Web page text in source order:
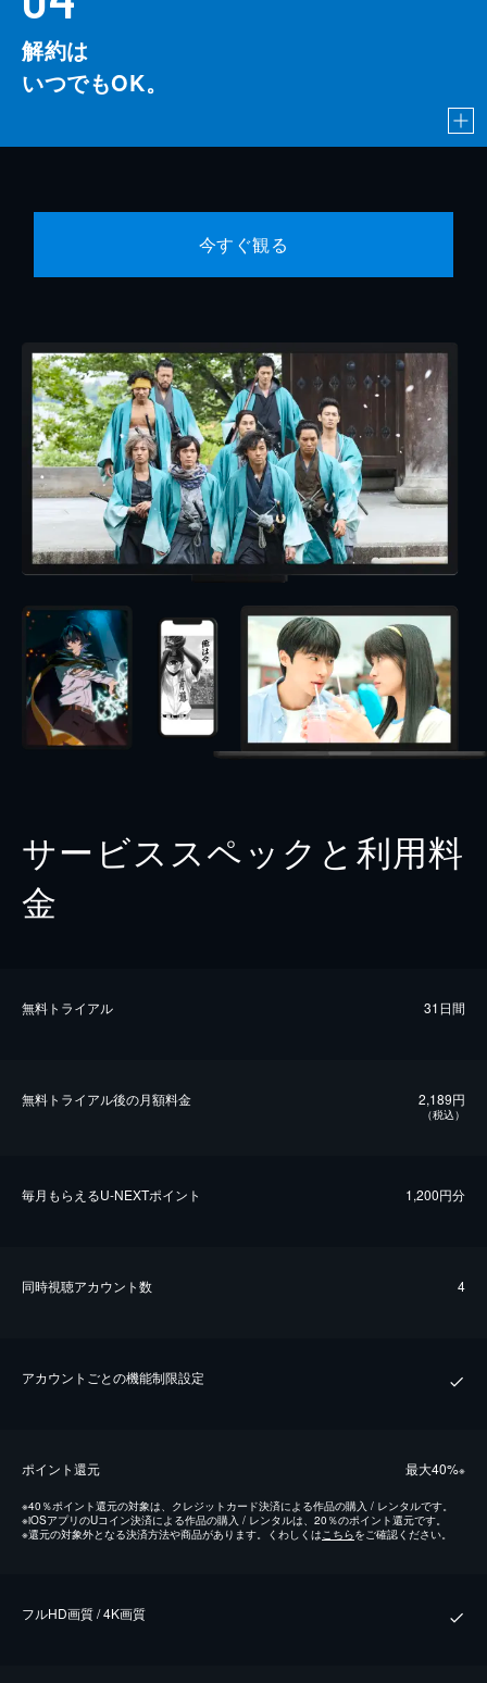
解約は
いつでもOK。
今すぐ観る
サービススペックと利用料
金
無料トライアル 31日間
無料トライアル後の⽉額料金 2,189円
（税込）
毎⽉もらえるU-NEXTポイント 1,200円分
同時視聴アカウント数 4
アカウントごとの機能制限設定
ポイント還元 最⼤40%※
※40％ポイント還元の対象は、クレジットカード決済による作品の購入 / レンタルです。
※iOSアプリのUコイン決済による作品の購入 / レンタルは、20％のポイント還元です。
※還元の対象外となる決済方法や商品があります。くわしくは こちらをご確認ください。
フルHD画質 / 4K画質